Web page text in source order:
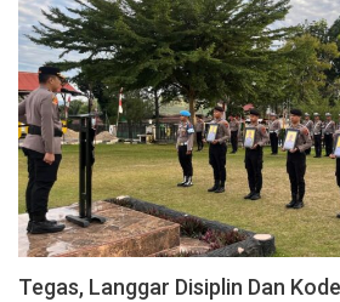
Tegas, Langgar Disiplin Dan